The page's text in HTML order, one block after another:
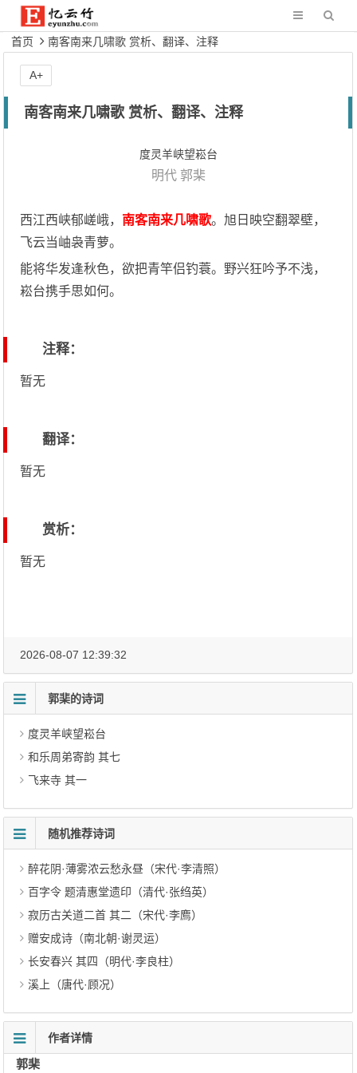
首页 南客南来几啸歌 赏析、翻译、注释
南客南来几啸歌 赏析、翻译、注释
度灵羊峡望崧台
明代 郭棐
西江西峡郁嵯峨， 南客南来几啸歌。旭日映空翻翠壁，
飞云当岫袅青萝。
能将华发逢秋色，欲把青竿侣钓蓑。野兴狂吟予不浅，
崧台携手思如何。
注释：
暂无
翻译：
暂无
赏析：
暂无
A+
2026-08-07 12:39:32
郭棐的诗词
度灵羊峡望崧台
和乐周弟寄韵 其七
飞来寺 其一
随机推荐诗词
醉花阴·薄雾浓云愁永昼（宋代·李清照）
百字令 题清惠堂遗印（清代·张绉英）
寂历古关道二首 其二（宋代·李廌）
赠安成诗（南北朝·谢灵运）
长安春兴 其四（明代·李良柱）
溪上（唐代·顾况）
作者详情
郭棐